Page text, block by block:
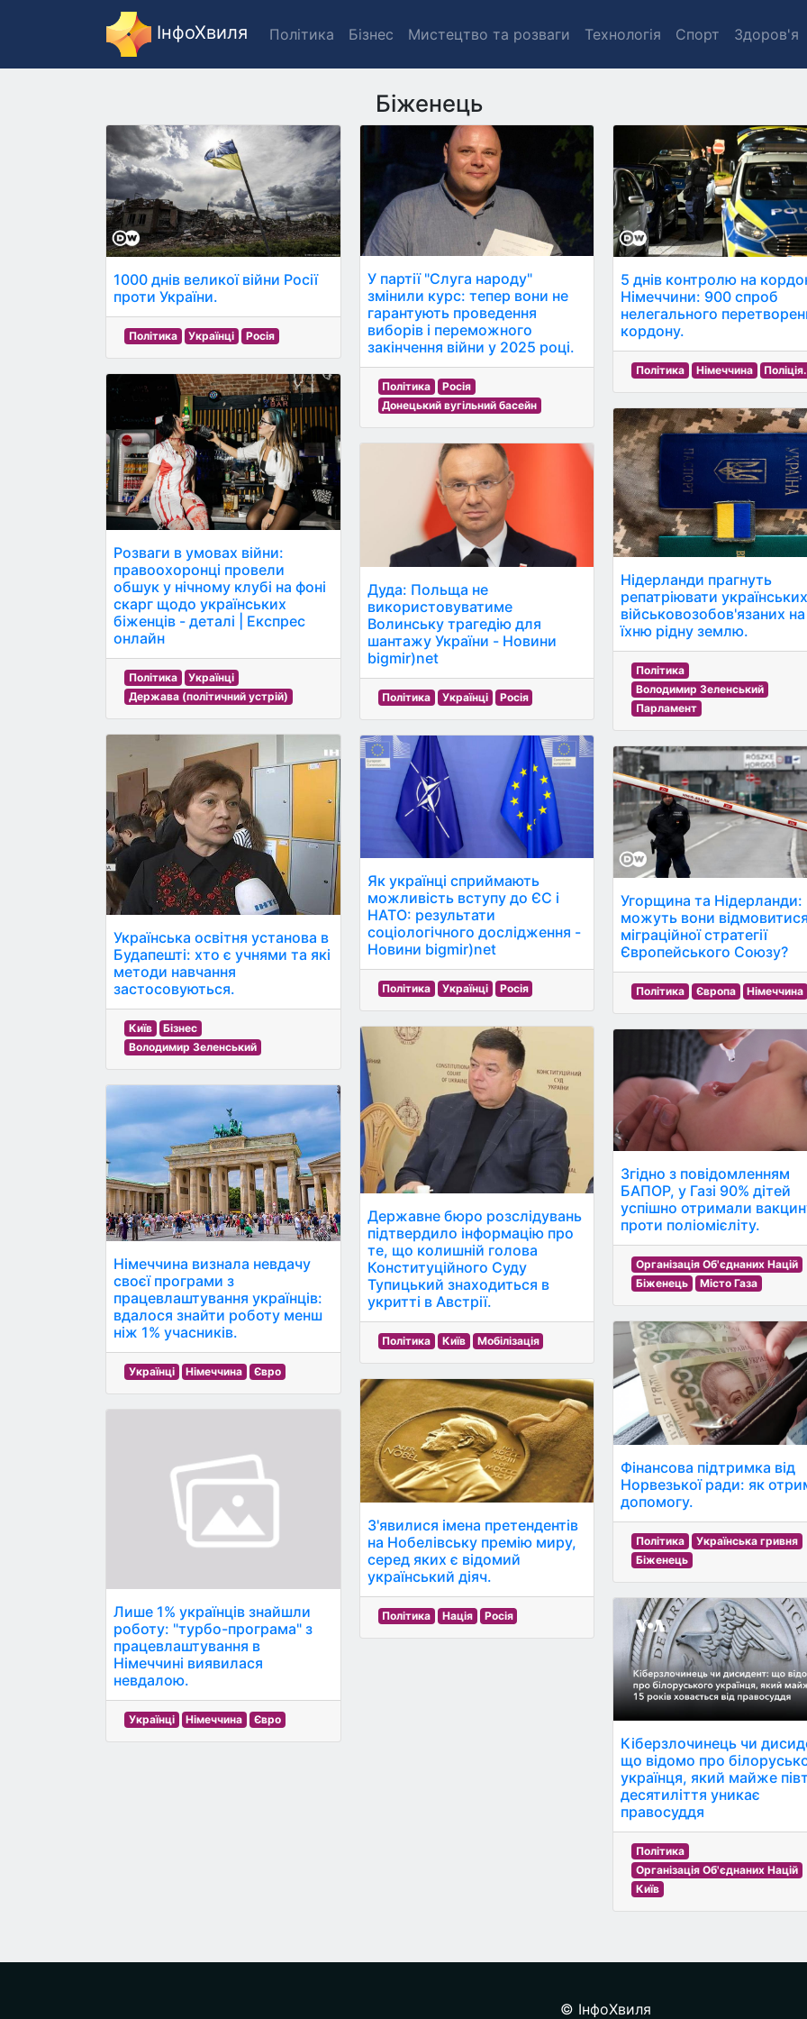
ІнфоХвиля Політика Бізнес Мистецтво та розваги Технологія Спорт Здоров'я
Біженець
1000 днів великої війни Росії
проти України.
Політика Українці Росія
Розваги в умовах війни:
правоохоронці провели
обшук у нічному клубі на фоні
скарг щодо українських
біженців - деталі | Експрес
онлайн
Політика
Українці
Держава (політичний устрій)
Українська освітня установа в
Будапешті: хто є учнями та які
методи навчання
застосовуються.
Київ
Бізнес
Володимир Зеленський
Німеччина визнала невдачу
своєї програми з
працевлаштування українців:
вдалося знайти роботу менш
ніж 1% учасників.
Українці Німеччина Євро
Лише 1% українців знайшли
роботу: "турбо-програма" з
працевлаштування в
Німеччині виявилася
невдалою.
Українці Німеччина Євро
У партії "Слуга народу"
змінили курс: тепер вони не
гарантують проведення
виборів і переможного
закінчення війни у 2025 році.
Політика
Росія
Донецький вугільний басейн
Дуда: Польща не
використовуватиме
Волинську трагедію для
шантажу України - Новини
bigmir)net
Політика Українці Росія
Як українці сприймають
можливість вступу до ЄС і
НАТО: результати
соціологічного дослідження -
Новини bigmir)net
Політика Українці Росія
Державне бюро розслідувань
підтвердило інформацію про
те, що колишній голова
Конституційного Суду
Тупицький знаходиться в
укритті в Австрії.
Політика Київ Мобілізація
З'явилися імена претендентів
на Нобелівську премію миру,
серед яких є відомий
український діяч.
Політика Нація Росія
5 днів контролю на
Німеччини: 900 спроб
нелегального
кордону.
Політика Німеччина Поліція.
Нідерланди прагнуть
репатріювати
військовозобов'язаних на
їхню рідну землю.
Політика
Володимир Зеленський
Парламент
Угорщина та Нідерланди:
можуть вони
міграційної стратегії
Європейського Союзу?
Політика Європа Німеччина
Згідно з повідомленням
БАПОР, у Газі 90% дітей
успішно отримали
проти поліомієліту.
Організація Об'єднаних Націй
Біженець
Місто Газа
Фінансова підтримка від
Норвезької ради: як
допомогу.
Політика
Українська гривня
Біженець
Кіберзлочинець чи
що відомо про
українця, який майже
десятиліття уникає
правосуддя
Політика
Організація Об'єднаних Націй
Київ
© ІнфоХвиля